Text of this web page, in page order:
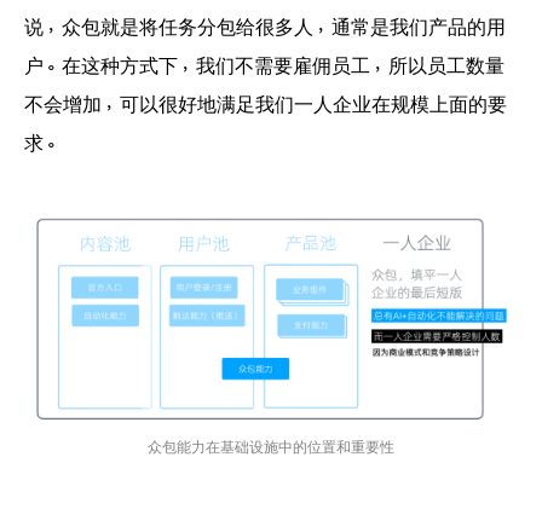
说，众包就是将任务分包给很多人，通常是我们产品的用
户。在这种方式下，我们不需要雇佣员工，所以员工数量
不会增加，可以很好地满足我们一人企业在规模上面的要
求。
众包能力在基础设施中的位置和重要性